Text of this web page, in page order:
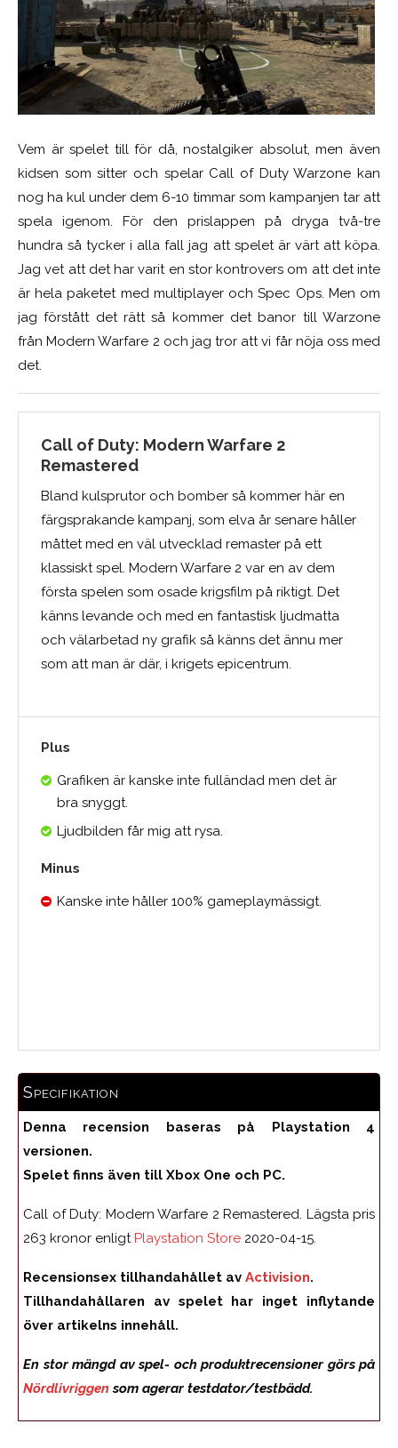
Vem är spelet till för då, nostalgiker absolut, men även
kidsen som sitter och spelar Call of Duty Warzone kan
nog ha kul under dem 6-10 timmar som kampanjen tar att
spela igenom. För den prislappen på dryga två-tre
hundra så tycker i alla fall jag att spelet är värt att köpa.
Jag vet att det har varit en stor kontrovers om att det inte
är hela paketet med multiplayer och Spec Ops. Men om
jag förstått det rätt så kommer det banor till Warzone
från Modern Warfare 2 och jag tror att vi får nöja oss med
det.
Call of Duty: Modern Warfare 2
Remastered
Bland kulsprutor och bomber så kommer här en
färgsprakande kampanj, som elva år senare håller
måttet med en väl utvecklad remaster på ett
klassiskt spel. Modern Warfare 2 var en av dem
första spelen som osade krigsfilm på riktigt. Det
känns levande och med en fantastisk ljudmatta
och välarbetad ny grafik så känns det ännu mer
som att man är där, i krigets epicentrum.
Plus
Grafiken är kanske inte fulländad men det är
bra snyggt.
Ljudbilden får mig att rysa.
Minus
Kanske inte håller 100% gameplaymässigt.
Specifikation
Denna recension baseras på Playstation 4
versionen.
Spelet finns även till Xbox One och PC.
Call of Duty: Modern Warfare 2 Remastered. Lägsta pris
263 kronor enligt Playstation Store 2020-04-15.
Recensionsex tillhandahållet av Activision.
Tillhandahållaren av spelet har inget inflytande
över artikelns innehåll.
En stor mängd av spel- och produktrecensioner görs på
Nördlivriggen som agerar testdator/testbädd.